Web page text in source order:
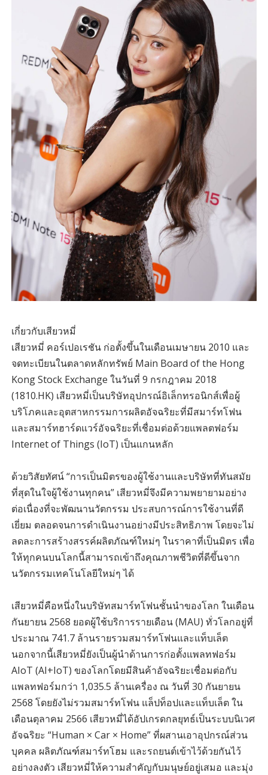
เกี่ยวกับเสียวหมี่
เสียวหมี่ คอร์เปอเรชัน ก่อตั้งขึ้นในเดือนเมษายน 2010 และ
จดทะเบียนในตลาดหลักทรัพย์ Main Board of the Hong
Kong Stock Exchange ในวันที่ 9 กรกฎาคม 2018
(1810.HK) เสียวหมี่เป็นบริษัทอุปกรณ์อิเล็กทรอนิกส์เพื่อผู้
บริโภคและอุตสาหกรรมการผลิตอัจฉริยะที่มีสมาร์ทโฟน
และสมาร์ทฮาร์ดแวร์อัจฉริยะที่เชื่อมต่อด้วยแพลตฟอร์ม
Internet of Things (IoT) เป็นแกนหลัก
ด้วยวิสัยทัศน์ “การเป็นมิตรของผู้ใช้งานและบริษัทที่ทันสมัย
ที่สุดในใจผู้ใช้งานทุกคน” เสียวหมี่จึงมีความพยายามอย่าง
ต่อเนื่องที่จะพัฒนานวัตกรรม ประสบการณ์การใช้งานที่ดี
เยี่ยม ตลอดจนการดำเนินงานอย่างมีประสิทธิภาพ โดยจะไม่
ลดละการสร้างสรรค์ผลิตภัณฑ์ใหม่ๆ ในราคาที่เป็นมิตร เพื่อ
ให้ทุกคนบนโลกนี้สามารถเข้าถึงคุณภาพชีวิตที่ดีขึ้นจาก
นวัตกรรมเทคโนโลยีใหม่ๆ ได้
เสียวหมี่คือหนึ่งในบริษัทสมาร์ทโฟนชั้นนำของโลก ในเดือน
กันยายน 2568 ยอดผู้ใช้บริการรายเดือน (MAU) ทั่วโลกอยู่ที่
ประมาณ 741.7 ล้านรายรวมสมาร์ทโฟนและแท็บเล็ต
นอกจากนี้เสียวหมี่ยังเป็นผู้นำด้านการก่อตั้งแพลทฟอร์ม
AIoT (AI+IoT) ของโลกโดยมีสินค้าอัจฉริยะเชื่อมต่อกับ
แพลทฟอร์มกว่า 1,035.5 ล้านเครื่อง ณ วันที่ 30 กันยายน
2568 โดยยังไม่รวมสมาร์ทโฟน แล็ปท็อปและแท็บเล็ต ใน
เดือนตุลาคม 2566 เสียวหมี่ได้อัปเกรดกลยุทธ์เป็นระบบนิเวศ
อัจฉริยะ “Human × Car × Home” ที่ผสานเอาอุปกรณ์ส่วน
บุคคล ผลิตภัณฑ์สมาร์ทโฮม และรถยนต์เข้าไว้ด้วยกันไว้
อย่างลงตัว เสียวหมี่ให้ความสำคัญกับมนุษย์อยู่เสมอ และมุ่ง